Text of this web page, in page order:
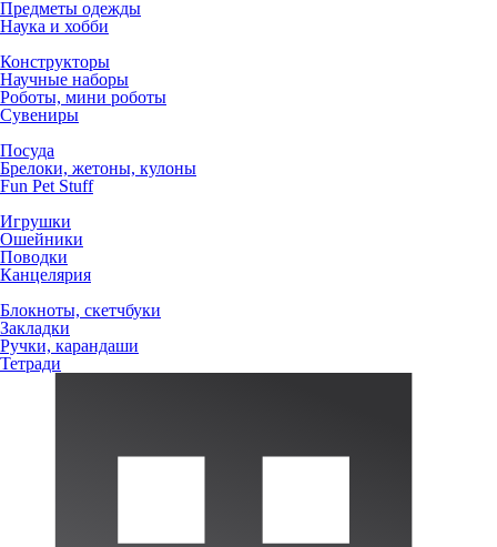
Предметы одежды
Наука и хобби
Конструкторы
Научные наборы
Роботы, мини роботы
Сувениры
Посуда
Брелоки, жетоны, кулоны
Fun Pet Stuff
Игрушки
Ошейники
Поводки
Канцелярия
Блокноты, скетчбуки
Закладки
Ручки, карандаши
Тетради